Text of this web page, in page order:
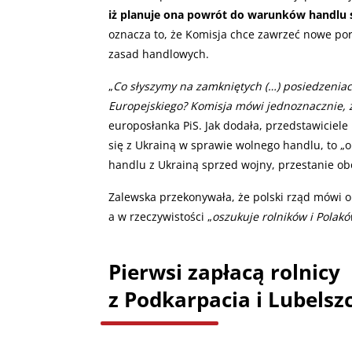
iż planuje ona powrót do warunków handlu
oznacza to, że Komisja chce zawrzeć nowe
zasad handlowych.
„Co słyszymy na zamkniętych (…)
Europejskiego? Komisja mówi
europosłanka PiS. Jak dodała,
się z Ukrainą w sprawie wolnego handlu, to
handlu z Ukrainą sprzed wojny, przestanie
Zalewska przekonywała, że polski rząd mówi o
a w rzeczywistości „oszukuje rolników i
Pierwsi zapłacą rolnicy
z Podkarpacia i